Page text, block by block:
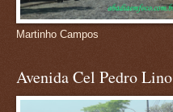
Martinho Campos
Avenida Cel Pedro Lino